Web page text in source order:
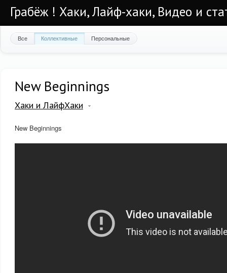
Грабёж ! Хаки, Лайф-хаки, Видео и
Все Коллективные Персональные
New Beginnings
Хаки и ЛайфХаки
New Beginnings